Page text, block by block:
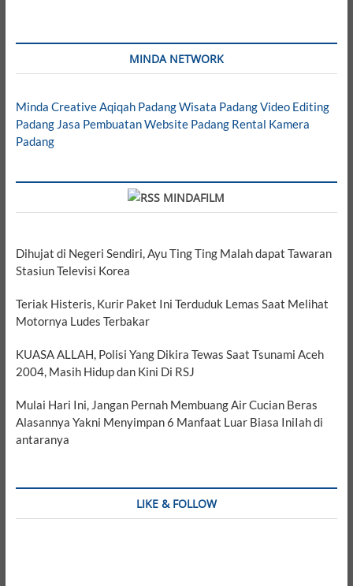
MINDA NETWORK
Minda CreativeAqiqah PadangWisata PadangVideo Editing
Padang Jasa Pembuatan Website Padang Rental Kamera
Padang
MINDAFILM
Dihujat di Negeri Sendiri, Ayu Ting Ting Malah dapat Tawaran
Stasiun Televisi Korea
Teriak Histeris, Kurir Paket Ini Terduduk Lemas Saat Melihat
Motornya Ludes Terbakar
KUASA ALLAH, Polisi Yang Dikira Tewas Saat Tsunami Aceh
2004, Masih Hidup dan Kini Di RSJ
Mulai Hari Ini, Jangan Pernah Membuang Air Cucian Beras
Alasannya Yakni Menyimpan 6 Manfaat Luar Biasa IniIah di
antaranya
LIKE & FOLLOW